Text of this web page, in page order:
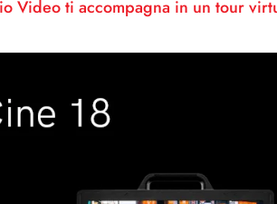
Video ti accompagna in un tour